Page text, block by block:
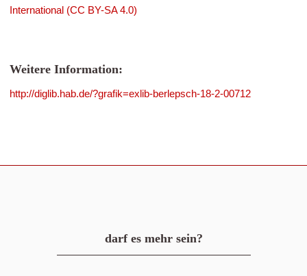
International (CC BY-SA 4.0)
Weitere Information:
http://diglib.hab.de/?grafik=exlib-berlepsch-18-2-00712
darf es mehr sein?